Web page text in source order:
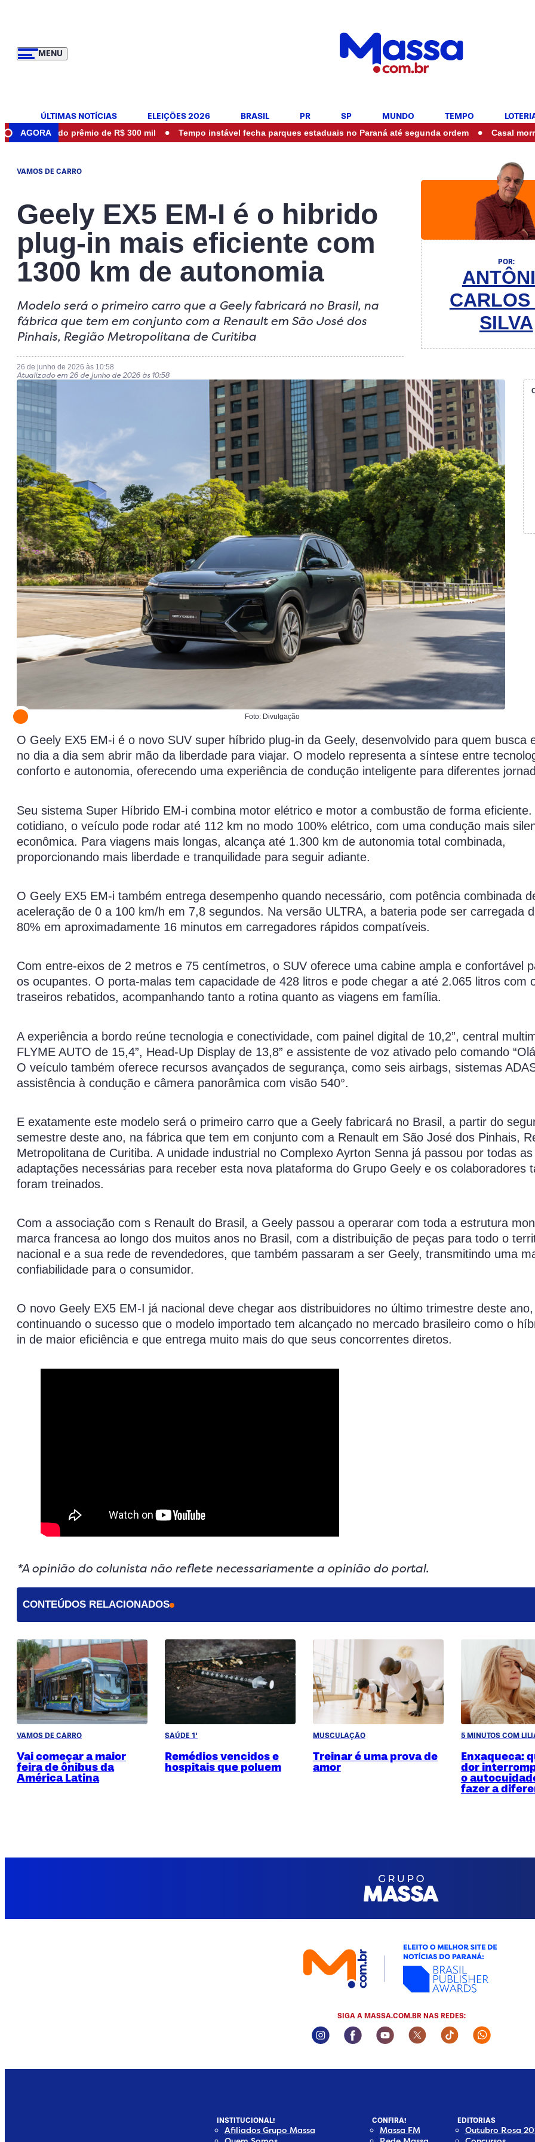
MENU
ÚLTIMAS NOTÍCIAS ELEIÇÕES 2026 BRASIL PR SP MUNDO TEMPO
AGORA
do prêmio de R$ 300 mil • Tempo instável fecha parques estaduais no Paraná até segunda ordem • Casal morre em
VAMOS DE CARRO
Geely EX5 EM-I é o hibrido
plug-in mais eficiente com
1300 km de autonomia
Modelo será o primeiro carro que a Geely fabricará no Brasil, na
fábrica que tem em conjunto com a Renault em São José dos
Pinhais, Região Metropolitana de Curitiba
26 de junho de 2026 às 10:58
Atualizado em 26 de junho de 2026 às 10:58
POR:
CARLOS
SILVA
Foto: Divulgação
O Geely EX5 EM-i é o novo SUV super híbrido plug-in da Geely, desenvolvido para quem busca
no dia a dia sem abrir mão da liberdade para viajar. O modelo representa a síntese entre
conforto e autonomia, oferecendo uma experiência de condução inteligente para diferentes
Seu sistema Super Híbrido EM-i combina motor elétrico e motor a combustão de forma eficiente.
cotidiano, o veículo pode rodar até 112 km no modo 100% elétrico, com uma condução mais
econômica. Para viagens mais longas, alcança até 1.300 km de autonomia total combinada,
proporcionando mais liberdade e tranquilidade para seguir adiante.
O Geely EX5 EM-i também entrega desempenho quando necessário, com potência combinada
aceleração de 0 a 100 km/h em 7,8 segundos. Na versão ULTRA, a bateria pode ser carregada
80% em aproximadamente 16 minutos em carregadores rápidos compatíveis.
Com entre-eixos de 2 metros e 75 centímetros, o SUV oferece uma cabine ampla e confortável
os ocupantes. O porta-malas tem capacidade de 428 litros e pode chegar a até 2.065 litros com
traseiros rebatidos, acompanhando tanto a rotina quanto as viagens em família.
A experiência a bordo reúne tecnologia e conectividade, com painel digital de 10,2”, central
FLYME AUTO de 15,4”, Head-Up Display de 13,8” e assistente de voz ativado pelo comando
O veículo também oferece recursos avançados de segurança, como seis airbags, sistemas
assistência à condução e câmera panorâmica com visão 540°.
E exatamente este modelo será o primeiro carro que a Geely fabricará no Brasil, a partir do
semestre deste ano, na fábrica que tem em conjunto com a Renault em São José dos Pinhais,
Metropolitana de Curitiba. A unidade industrial no Complexo Ayrton Senna já passou por todas as
adaptações necessárias para receber esta nova plataforma do Grupo Geely e os colaboradores
foram treinados.
Com a associação com s Renault do Brasil, a Geely passou a operarar com toda a estrutura
marca francesa ao longo dos muitos anos no Brasil, com a distribuição de peças para todo o
nacional e a sua rede de revendedores, que também passaram a ser Geely, transmitindo uma
confiabilidade para o consumidor.
O novo Geely EX5 EM-I já nacional deve chegar aos distribuidores no último trimestre deste ano,
continuando o sucesso que o modelo importado tem alcançado no mercado brasileiro como o
in de maior eficiência e que entrega muito mais do que seus concorrentes diretos.
*A opinião do colunista não reflete necessariamente a opinião do portal.
CONTEÚDOS RELACIONADOS
VAMOS DE CARRO
Vai começar a maior
feira de ônibus da
América Latina
SAÚDE 1'
Remédios vencidos e
hospitais que poluem
MUSCULAÇÃO
Treinar é uma prova de
amor
5 MINUTOS COM
Enxaqueca:
dor
o
fazer a
SIGA A MASSA.COM.BR NAS REDES:
Instagram Social Media
Facebook Social Media
Youtube Social Media
Twitter Social Media
Tiktok SocialWhatsapp
INSTITUCIONAL!
Afiliados Grupo Massa
CONFIRA!
Massa FM
EDITORIAS
Outubro Rosa